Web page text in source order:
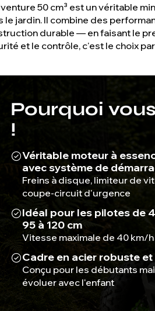
50 cm³ est un véritable
le jardin. Il combine des
durable — en faisant le
et le contrôle, c'est le choix
Pourquoi
!
Véritable moteur à
avec système de
Freins à disque, limiteur de
coupe-circuit d'urgence
Idéal pour les pilotes de
95 à 120 cm
Vitesse maximale de 40 km/h
Cadre en acier robuste
Conçu pour les débutants
évoluer avec l'enfant